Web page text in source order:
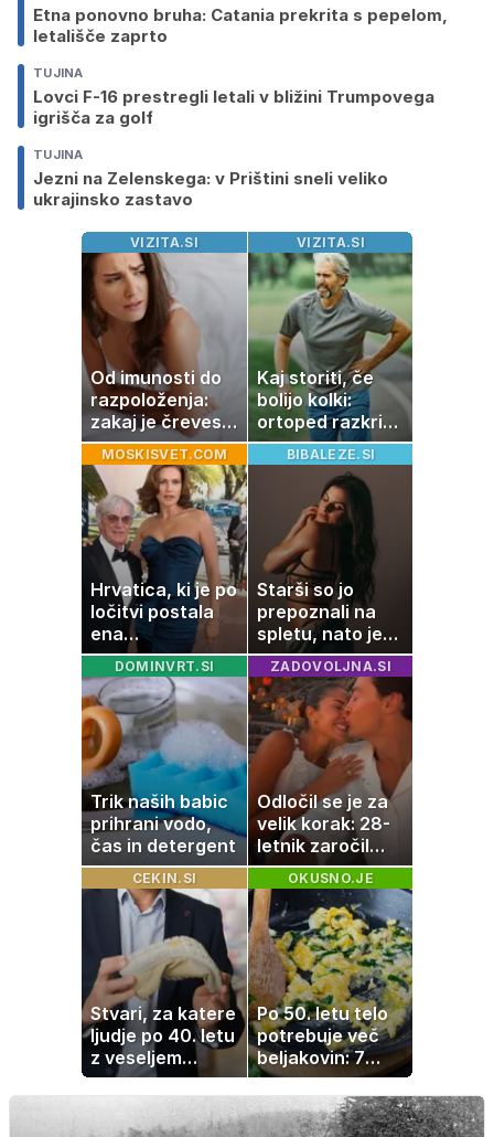
Etna ponovno bruha: Catania prekrita s pepelom,
letališče zaprto
TUJINA
Lovci F-16 prestregli letali v bližini Trumpovega
igrišča za golf
TUJINA
Jezni na Zelenskega: v Prištini sneli veliko
ukrajinsko zastavo
VIZITA.SI
Od imunosti do
razpoloženja:
zakaj je črevesje
v središču
pozornosti
VIZITA.SI
Kaj storiti, če
bolijo kolki:
ortoped razkriva
preproste trike
za zmanjšanje
bolečine
MOSKISVET.COM
Hrvatica, ki je po
ločitvi postala
ena
najbogatejših
ločenk na svetu
BIBALEZE.SI
Starši so jo
prepoznali na
spletu, nato je
ostala brez
službe
DOMINVRT.SI
Trik naših babic
prihrani vodo,
čas in detergent
ZADOVOLJNA.SI
Odločil se je za
velik korak: 28-
letnik zaročil
dolgoletno
partnerko
CEKIN.SI
Stvari, za katere
ljudje po 40. letu
z veseljem
plačajo več
OKUSNO.JE
Po 50. letu telo
potrebuje več
beljakovin: 7
okusnih
receptov za
vsak dan